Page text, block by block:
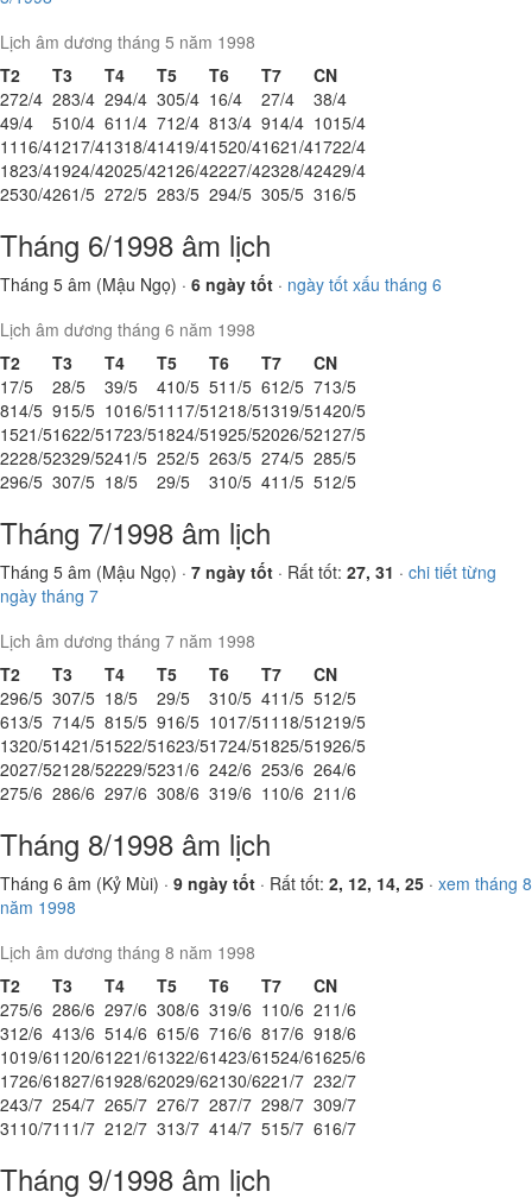
Lịch âm dương tháng 5 năm 1998
T2
T3 T4 T5 T6 T7
CN
272/4 283/4 294/4 305/4 16/4 27/4 38/4
49/4 510/4 611/4 712/4 813/4 914/4 1015/4
11 16/41217/41318/41419/41520/41621/41722/4
1823/41924/42025/42126/42227/42328/42429/4
2530/4261/5 272/5 283/5 294/5 305/5 316/5
Tháng 6/1998 âm lịch
Tháng 5 âm (Mậu Ngọ) · 6 ngày tốt · ngày tốt xấu tháng 6
Lịch âm dương tháng 6 năm 1998
T2
T3 T4 T5 T6 T7
CN
17/5 28/5 39/5 410/5 511/5 612/5 713/5
814/5 915/5 1016/511 17/51218/51319/51420/5
1521/51622/51723/51824/51925/52026/52127/5
2228/52329/5241/5 252/5 263/5 274/5 285/5
296/5 307/5 18/5 29/5 310/5 411/5 512/5
Tháng 7/1998 âm lịch
Tháng 5 âm (Mậu Ngọ) · 7 ngày tốt · Rất tốt: 27, 31 · chi tiết từng
ngày tháng 7
Lịch âm dương tháng 7 năm 1998
T2
T3 T4 T5 T6 T7
CN
296/5 307/5 18/5 29/5 310/5 411/5 512/5
613/5 714/5 815/5 916/5 1017/511 18/51219/5
1320/51421/51522/51623/51724/51825/51926/5
2027/52128/52229/5231/6 242/6 253/6 264/6
275/6 286/6 297/6 308/6 319/6 1 10/6 211/6
Tháng 8/1998 âm lịch
Tháng 6 âm (Kỷ Mùi) · 9 ngày tốt · Rất tốt: 2, 12, 14, 25 · xem tháng 8
năm 1998
Lịch âm dương tháng 8 năm 1998
T2
T3 T4 T5 T6 T7
CN
275/6 286/6 297/6 308/6 319/6 1 10/6 211/6
312/6 413/6 514/6 615/6 716/6 817/6 918/6
1019/61120/61221/61322/61423/61524/61625/6
1726/61827/61928/62029/62130/6221/7 232/7
243/7 254/7 265/7 276/7 287/7 298/7 309/7
31 10/71 11/7 212/7 313/7 414/7 515/7 616/7
Tháng 9/1998 âm lịch